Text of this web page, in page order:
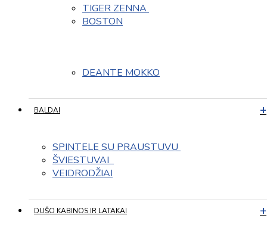
TIGER ZENNA
BOSTON
DEANTE MOKKO
BALDAI
SPINTELE SU PRAUSTUVU
ŠVIESTUVAI
VEIDRODŽIAI
DUŠO KABINOS IR LATAKAI